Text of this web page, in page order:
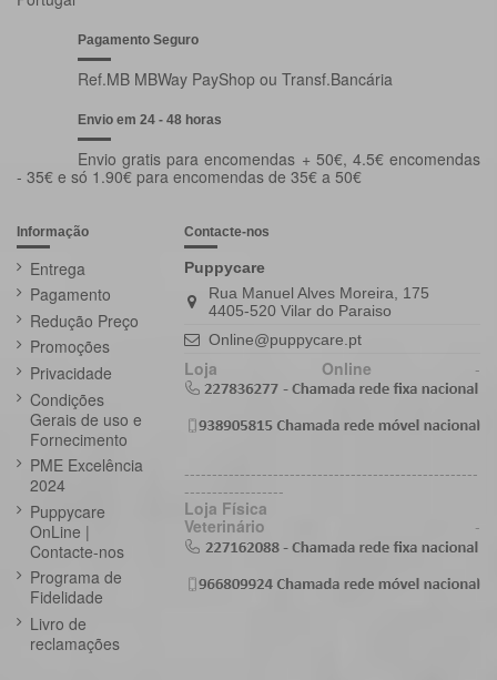
Pagamento Seguro
Ref.MB MBWay PayShop ou Transf.Bancária
Envio em 24 - 48 horas
Envio gratis para encomendas + 50€, 4.5€ encomendas
- 35€ e só 1.90€ para encomendas de 35€ a 50€
Informação
Entrega
Pagamento
Redução Preço
Promoções
Privacidade
Condições
Gerais de uso e
Fornecimento
PME Excelência
2024
Puppycare
OnLine |
Contacte-nos
Programa de
Fidelidade
Livro de
reclamações
Contacte-nos
Puppycare
Rua Manuel Alves Moreira, 175
4405-520 Vilar do Paraiso
Online@puppycare.pt
Loja Online -
-----------------------------------------------------
------------------
Loja Física
Veterinário -